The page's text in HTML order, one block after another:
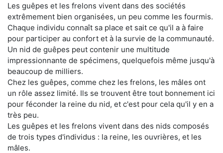
Les guêpes et les frelons vivent dans des sociétés
extrêmement bien organisées, un peu comme les fourmis.
Chaque individu connaît sa place et sait ce qu'il a à faire
pour participer au confort et à la survie de la communauté.
Un nid de guêpes peut contenir une multitude
impressionnante de spécimens, quelquefois même jusqu'à
beaucoup de milliers.
Chez les guêpes, comme chez les frelons, les mâles ont
un rôle assez limité. Ils se trouvent être tout bonnement ici
pour féconder la reine du nid, et c'est pour cela qu'il y en a
très peu.
Les guêpes et les frelons vivent dans des nids composés
de trois types d'individus : la reine, les ouvrières, et les
mâles.